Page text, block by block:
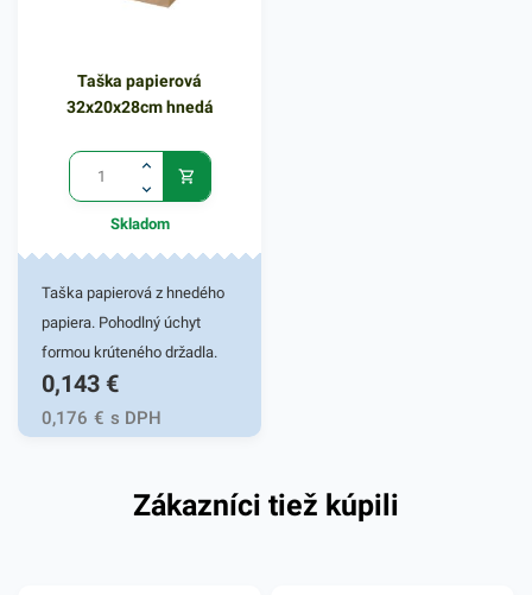
Taška papierová
32x20x28cm hnedá
Skladom
Taška papierová z hnedého
papiera. Pohodlný úchyt
formou krúteného držadla.
Stabilne lepené ploché dno.
Vďaka ekologickému
materiálu sa s obľubou
balenie a odnos tovaru, v
0,143 €
0,176 € s DPH
Zákazníci tiež kúpili